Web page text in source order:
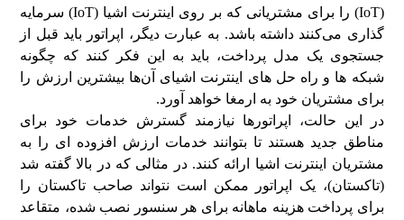
(IoT) را برای مشتریانی که بر روی اینترنت اشیا (IoT) سرمایه
گذاری می‌کنند داشته باشد. به عبارت دیگر، اپراتور باید قبل از
جستجوی یک مدل پرداخت، باید به این فکر کنند که چگونه
شبکه ها و راه حل های اینترنت اشیای آن‌ها بیشترین ارزش را
برای مشتریان خود به ارمغا خواهد آورد.
در این حالت، اپراتورها نیازمند گسترش خدمات خود برای
مناطق جدید هستند تا بتوانند خدمات ارزش افزوده ای را به
مشتریان اینترنت اشیا ارائه کنند. در مثالی که در بالا گفته شد
(تاکستان)، یک اپراتور ممکن است نتواند صاحب تاکستان را
برای پرداخت هزینه ماهانه برای هر سنسور نصب شده، متقاعد